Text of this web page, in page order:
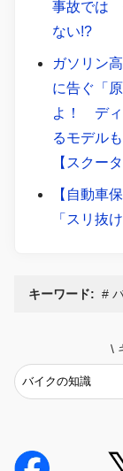
事故では
ない!?
ガソリン
に告ぐ「
よ！ ディ
るモデル
【スクー
【自動車
「スリ抜
キーワード:
\